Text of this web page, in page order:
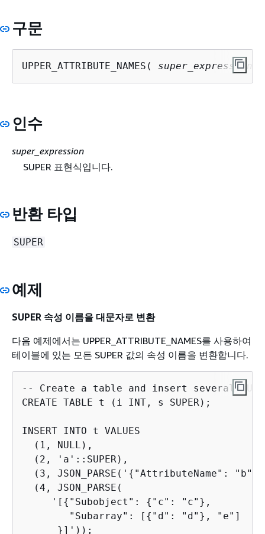
구문
UPPER_ATTRIBUTE_NAMES( super_expression
인수
super_expression
SUPER 표현식입니다.
반환 타입
SUPER
예제
SUPER 속성 이름을 대문자로 변환
다음 예제에서는 UPPER_ATTRIBUTE_NAMES를 사용하여
테이블에 있는 모든 SUPER 값의 속성 이름을 변환합니다.
-- Create a table and insert several
CREATE TABLE t (i INT, s SUPER);
INSERT INTO t VALUES
  (1, NULL),
  (2, 'a'::SUPER),
  (3, JSON_PARSE('
{ "AttributeName":
  (4, JSON_PARSE(
     '[
{ "Subobject": { "c": "c"},
        "Subarray": [
{ "d": "d"}, "e"]
      }]'));